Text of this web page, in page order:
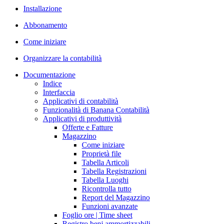
Installazione
Abbonamento
Come iniziare
Organizzare la contabilità
Documentazione
Indice
Interfaccia
Applicativi di contabilità
Funzionalità di Banana Contabilità
Applicativi di produttività
Offerte e Fatture
Magazzino
Come iniziare
Proprietà file
Tabella Articoli
Tabella Registrazioni
Tabella Luoghi
Ricontrolla tutto
Report del Magazzino
Funzioni avanzate
Foglio ore | Time sheet